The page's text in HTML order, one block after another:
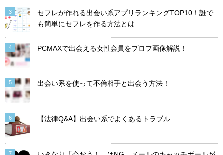
3
セフレが作れる出会い系アプリランキングTOP10！誰で
も簡単にセフレを作る方法とは
4 PCMAXで出会える女性会員をプロフ画像解説！
5 出会い系を使って不倫相手と出会う方法！
6 【法律Q&A】出会い系でよくあるトラブル
7